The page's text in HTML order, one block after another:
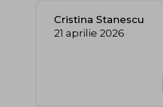
Cristina Stanescu
21 aprilie 2026